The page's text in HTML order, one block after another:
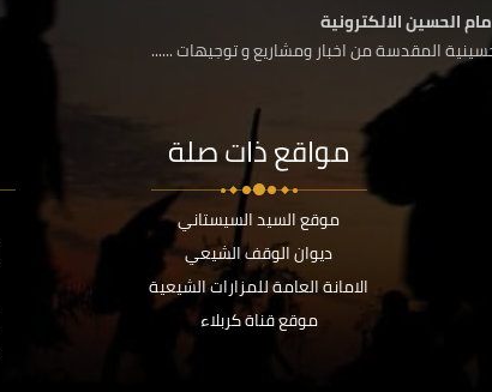
الحسين الالكترونية
المقدسة من اخبار ومشاريع و توجيهات ......
مواقع ذات صلة
موقع السيد السيستاني
ديوان الوقف الشيعي
الامانة العامة للمزارات الشيعية
موقع قناة كربلاء